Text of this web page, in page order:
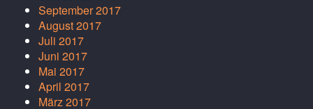
September 2017
August 2017
Juli 2017
Juni 2017
Mai 2017
April 2017
März 2017